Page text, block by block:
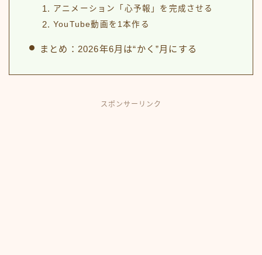
アニメーション「心予報」を完成させる
YouTube動画を1本作る
まとめ：2026年6月は“かく”月にする
スポンサーリンク